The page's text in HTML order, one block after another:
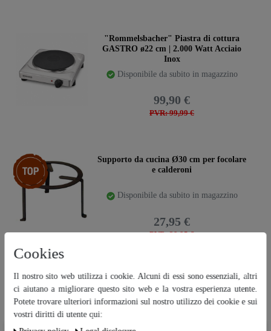
"Rommelsbacher" Piastra di cottura
GASTRO ø22 cm | 2.000 Watt Acciaio
Inox
Disponibile da subito in magazzino
PVR: 99,99 €
99,90 €
Ceres::Template.storeSpecialTopSupporto da cucina Ø30 cm per focolare
e calderoni
Disponibile da subito in magazzino
PVR: 29,95 €
27,95 €
Supporto da cucina ø40 cm per focolare e
caldaie
Cookies
Il nostro sito web utilizza i cookie. Alcuni di essi sono essenziali, altri
ci aiutano a migliorare questo sito web e la vostra esperienza utente.
Potete trovare ulteriori informazioni sul nostro utilizzo dei cookie e sui
vostri diritti di utente qui: